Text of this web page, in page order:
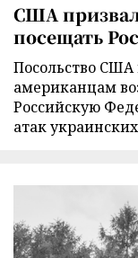
США
посещать
Посольство
американцам
Российскую
атак